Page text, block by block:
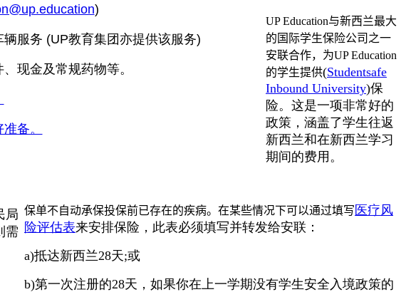
)
服务 (UP教育集团亦提供该服务)
现金及常规药物等。
备。
局
需
UP Education与新西兰最大
的国际学生保险公司之一
安联合作，为UP Education
的学生提供(Studentsafe
Inbound University)保
险。这是一项非常好的
政策，涵盖了学生往返
新西兰和在新西兰学习
期间的费用。
保单不自动承保投保前已存在的疾病。在某些情况下可以通过填写医疗风
险评估表来安排保险，此表必须填写并转发给安联：
a)抵达新西兰28天;或
b)第一次注册的28天，如果你在上一学期没有学生安全入境政策的